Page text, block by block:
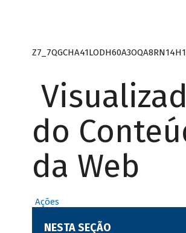
Z7_7QGCHA41LODH60A3OQA8RN14H1
do
da Web
Ações
NESTA SEÇÃO